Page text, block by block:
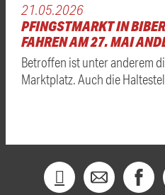
21.05.2026
PFINGSTMARKT IN
FAHREN AM 27. MAI
Betroffen ist unter anderem
Marktplatz. Auch die